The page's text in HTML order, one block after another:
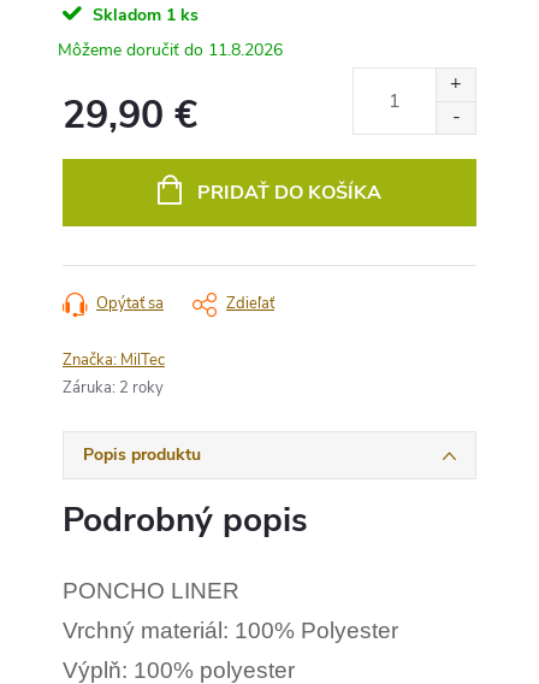
Skladom 1 ks
11.8.2026
29,90 €
PRIDAŤ DO KOŠÍKA
Opýtať sa Zdieľať
Značka: MilTec
Záruka: 2 roky
Popis produktu
Podrobný popis
PONCHO LINER
Vrchný materiál: 100% Polyester
Výplň: 100% polyester